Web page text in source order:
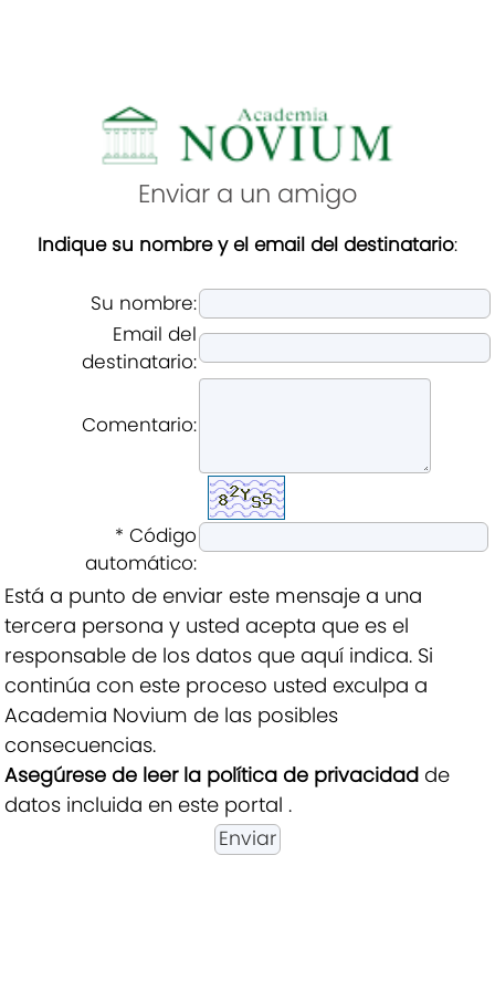
Enviar a un amigo
Indique su nombre y el email del destinatario:
Su nombre:
Email del
destinatario:
Comentario:
* Código
automático:
Está a punto de enviar este mensaje a una
tercera persona y usted acepta que es el
responsable de los datos que aquí indica. Si
continúa con este proceso usted exculpa a
Academia Novium de las posibles
consecuencias.
Asegúrese de leer la política de privacidad de
datos incluida en este portal .